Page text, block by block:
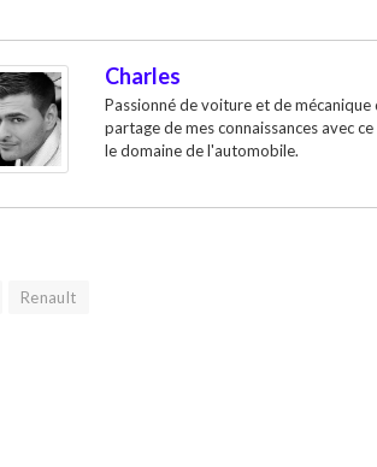
Charles
Passionné de voiture et de
partage de mes connaissances avec
le domaine de l'automobile.
Renault